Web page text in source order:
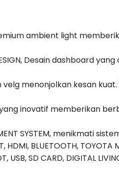
ambient light
Desain dashboard
velg menonjolkan kesan
inovatif memberikan
SYSTEM, menikmati
HDMI, BLUETOOTH,
USB, SD CARD, DIGITAL